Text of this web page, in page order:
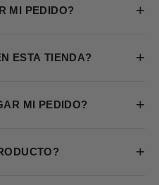
MI PEDIDO? +
ESTA TIENDA? +
MI PEDIDO? +
+